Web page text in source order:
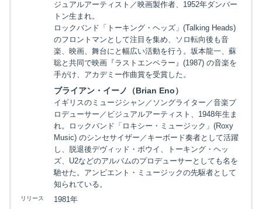
ジュアルアーティスト／映画製作者、1952年ダンバー
トン生まれ。
ロックバンド「トーキング・ヘッズ」(Talking Heads)
のフロントマンとして注目を集め、ソロ転向後も音
楽、映画、舞台にと幅広い活動を行う。坂本龍一、蘇
聡と共同で映画『ラストエンペラー』(1987) の音楽を
手がけ、アカデミー作曲賞を受賞した。
ブライアン・イーノ（Brian Eno）
イギリスのミュージシャン／ソングライター／音楽プ
ロデューサー／ビジュアルアーティスト、1948年生ま
れ。ロックバンド「ロキシー・ミュージック」(Roxy
Music) のシンセサイザー／キーボード奏者として活躍
し、脱退後デヴィッド・ボウイ、トーキング・ヘッ
ズ、U2などのアルバムのプロデューサーとしても名を
馳せた。アンビエント・ミュージックの先駆者として
知られている。
リリース 1981年